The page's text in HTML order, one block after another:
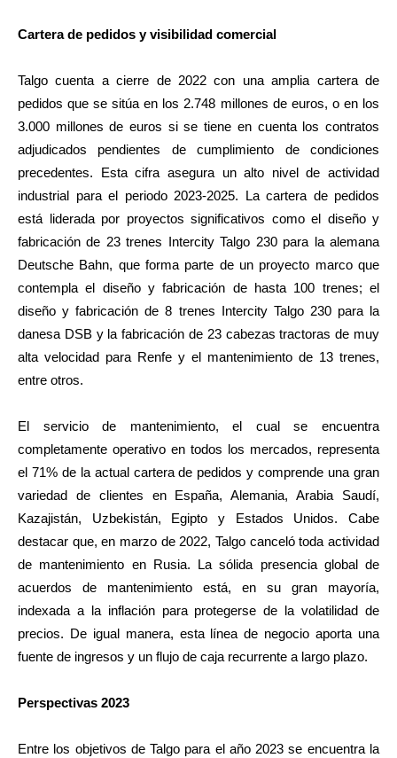
Cartera de pedidos y visibilidad comercial
Talgo cuenta a cierre de 2022 con una amplia cartera de
pedidos que se sitúa en los 2.748 millones de euros, o en los
3.000 millones de euros si se tiene en cuenta los contratos
adjudicados pendientes de cumplimiento de condiciones
precedentes. Esta cifra asegura un alto nivel de actividad
industrial para el periodo 2023-2025. La cartera de pedidos
está liderada por proyectos significativos como el diseño y
fabricación de 23 trenes Intercity Talgo 230 para la alemana
Deutsche Bahn, que forma parte de un proyecto marco que
contempla el diseño y fabricación de hasta 100 trenes; el
diseño y fabricación de 8 trenes Intercity Talgo 230 para la
danesa DSB y la fabricación de 23 cabezas tractoras de muy
alta velocidad para Renfe y el mantenimiento de 13 trenes,
entre otros.
El servicio de mantenimiento, el cual se encuentra
completamente operativo en todos los mercados, representa
el 71% de la actual cartera de pedidos y comprende una gran
variedad de clientes en España, Alemania, Arabia Saudí,
Kazajistán, Uzbekistán, Egipto y Estados Unidos. Cabe
destacar que, en marzo de 2022, Talgo canceló toda actividad
de mantenimiento en Rusia. La sólida presencia global de
acuerdos de mantenimiento está, en su gran mayoría,
indexada a la inflación para protegerse de la volatilidad de
precios. De igual manera, esta línea de negocio aporta una
fuente de ingresos y un flujo de caja recurrente a largo plazo.
Perspectivas 2023
Entre los objetivos de Talgo para el año 2023 se encuentra la